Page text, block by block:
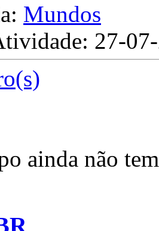
Mundos
27-
ainda não